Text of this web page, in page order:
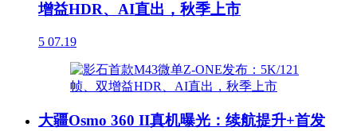
增益HDR、AI直出，秋季上市
5 07.19
大疆Osmo 360 II真机曝光：续航提升+首发